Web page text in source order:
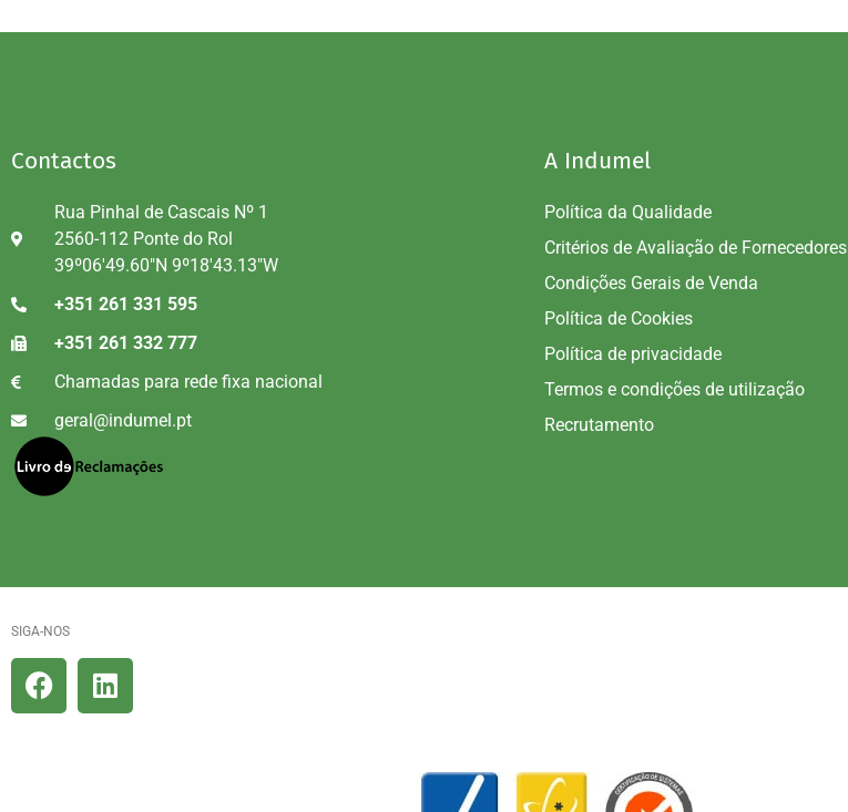
Contactos
Rua Pinhal de Cascais Nº 1
2560-112 Ponte do Rol
39º06'49.60"N 9º18'43.13"W
+351 261 331 595
+351 261 332 777
Chamadas para rede fixa nacional
geral@indumel.pt
A Indumel
Política da Qualidade
Critérios de Avaliação de Fornecedores
Condições Gerais de Venda
Política de Cookies
Política de privacidade
Termos e condições de utilização
Recrutamento
SIGA-NOS